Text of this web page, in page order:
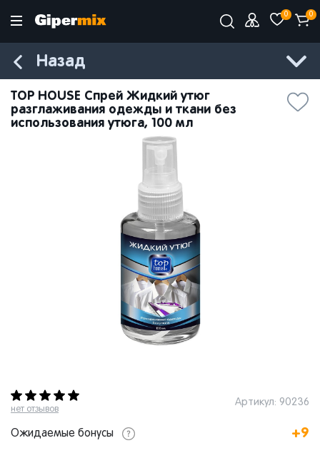
0 0
Назад
TOP HOUSE Спрей Жидкий утюг
разглаживания одежды и ткани без
использования утюга, 100 мл
нет отзывов
Артикул: 90236
Ожидаемые бонусы +9